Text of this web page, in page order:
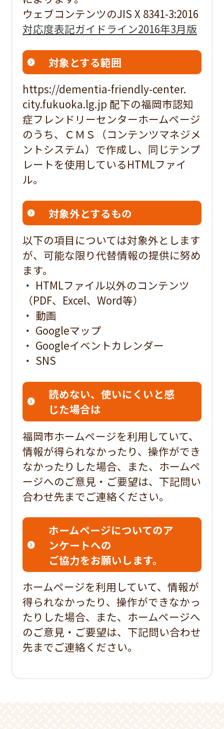
ウェブコンテンツのJIS X 8341-3:2016
対応度表記ガイドライン2016年3月版
対象とする範囲
https://dementia-friendly-center.
city.fukuoka.lg.jp 配下の福岡市認知
症フレンドリーセンターホームページ
のうち、ＣＭＳ（コンテンツマネジメ
ントシステム）で作成し、同じテンプ
レートを使用しているHTMLファイ
ル。
対象外とするもの
以下の項目については対象外とします
が、可能な限り代替情報の提供に努め
ます。
・ HTMLファイル以外のコンテンツ
（PDF、Excel、Word等）
・ 動画
・ Googleマップ
・ Googleイベントカレンダー
・ SNS
読めない、使いにくいと感
じた場合は
福岡市ホームページを利用していて、
情報が得られなかったり、操作ができ
なかったりした場合、また、ホームペ
ージへのご意見・ご要望は、下記問い
合わせ先までご連絡ください。
ホームページについてのア
ンケートへの
ご協力をお願いします。
ホームページを利用していて、情報が
得られなかったり、操作ができなかっ
たりした場合、また、ホームページへ
のご意見・ご要望は、下記問い合わせ
先までご連絡ください。